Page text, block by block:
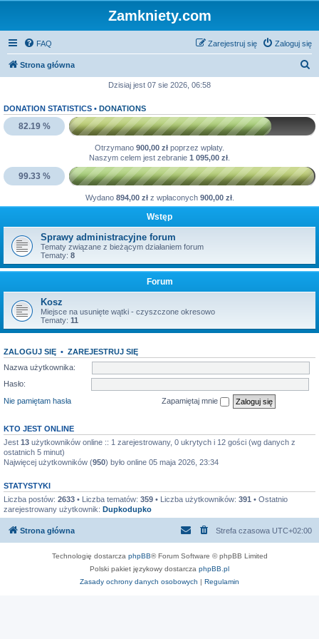
Zamkniety.com
FAQ Zaloguj się
Zarejestruj się
Strona główna
k
a
Dzisiaj jest 07 sie 2026, 06:58
DONATION STATISTICS • DONATIONS
82.19 %
Otrzymano 900,00 zł poprzez wpłaty.
Naszym celem jest zebranie 1 095,00 zł
99.33 %
Wydano 894,00 złz wpłaconych 900,00 zł.
Wstęp
Sprawy administracyjne forum
Tematy związane z bieżącym działaniem forum
Tematy: 8
Forum
Kosz
Miejsce na usunięte wątki - czyszczone okresowo
Tematy: 11
ZALOGUJ SIĘ • ZAREJESTRUJ SIĘ
Nazwa użytkownika:
Hasło:
Nie pamiętam hasła
Zapamiętaj mnie
KTO JEST ONLINE
Jest 13 użytkowników online :: 1 zarejestrowany, 0 ukrytych i 12 gości (wg danych z
ostatnich 5 minut)
Najwięcej użytkowników (950) było online 05 maja 2026, 23:34
STATYSTYKI
Liczba postów: 2633 • Liczba tematów: 359 • Liczba użytkowników: 391 • Ostatnio
zarejestrowany użytkownik: Dupkodupko
Strona główna Strefa czasowa UTC+02:00
Technologię dostarcza phpBB® Forum Software © phpBB Limited
Polski pakiet językowy dostarcza phpBB.pl
Zasady ochrony danych osobowych | Regulamin